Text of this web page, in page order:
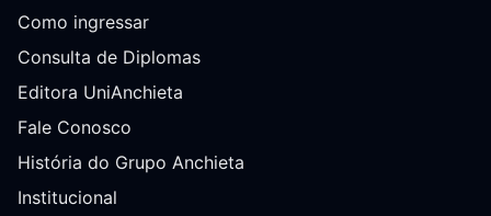
Como ingressar
Consulta de Diplomas
Editora UniAnchieta
Fale Conosco
História do Grupo Anchieta
Institucional